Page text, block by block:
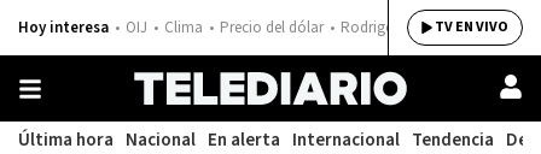
Hoy interesa OIJ Clima Precio del dólar Rodrigo ChavesTV EN VIVO
Última hora Nacional En alerta Internacional Tendencia